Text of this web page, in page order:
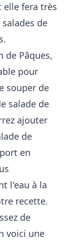
elle fera très
de
de Pâques,
pour
souper de
salade de
ajouter
de
en
l'eau à la
recette.
de
voici une